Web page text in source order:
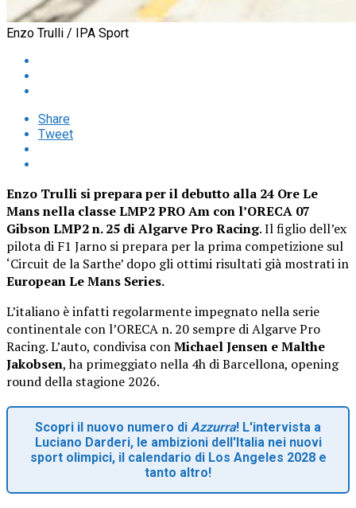
Enzo Trulli / IPA Sport
Share
Tweet
Enzo Trulli si prepara per il debutto alla 24 Ore Le
Mans nella classe LMP2 PRO Am con l’ORECA 07
Gibson LMP2 n. 25 di Algarve Pro Racing. Il figlio dell’ex
pilota di F1 Jarno si prepara per la prima competizione sul
‘Circuit de la Sarthe’ dopo gli ottimi risultati già mostrati in
European Le Mans Series.
L’italiano è infatti regolarmente impegnato nella serie
continentale con l’ORECA n. 20 sempre di Algarve Pro
Racing. L’auto, condivisa conMichael Jensen e Malthe
Jakobsen, ha primeggiato nella 4h di Barcellona, opening
round della stagione 2026.
Scopri il nuovo numero di Azzurra! L'intervista a
Luciano Darderi, le ambizioni dell'Italia nei nuovi
sport olimpici, il calendario di Los Angeles 2028 e
tanto altro!